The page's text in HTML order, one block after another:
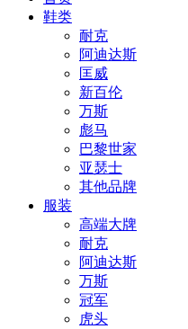
鞋类
耐克
阿迪达斯
匡威
新百伦
万斯
彪马
巴黎世家
亚瑟士
其他品牌
服装
高端大牌
耐克
阿迪达斯
万斯
冠军
虎头